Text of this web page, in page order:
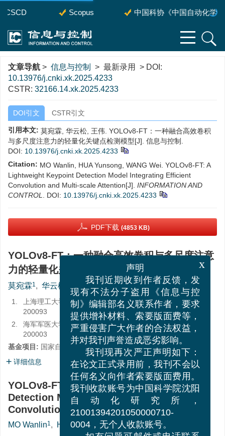
CSCD Scopus 中国科协《中国自动化学会
文章导航 > 信息与控制
> 最新录用 > DOI:
10.13976/j.cnki.xk.2025.4233
CSTR: 32166.14.xk.2025.4233
DOI引文 CSTR引文
引用本文: 莫宛霖, 华云松, 王伟. YOLOv8-FT：一种融合高效卷积
与多尺度注意力的轻量化关键点检测模型[J]. 信息与控制.
DOI: 10.13976/j.cnki.xk.2025.4233
Citation: MO Wanlin, HUA Yunsong, WANG Wei. YOLOv8-FT: A
Lightweight Keypoint Detection Model Integrating Efficient
Convolution and Multi-scale Attention[J]. INFORMATION AND
CONTROL
DOI: 10.13976/j.cnki.xk.2025.4233
PDF下载 (4853 KB)
YOLOv8-FT：一种融合高效卷积与多尺度注意
力的轻量化关键点检测模型
莫宛霖1, 华云松 , 王伟2
1.
上海理工大学光电与计算机工程工程学院，上海
200093
2.
海军军医大学第二附属医院骨科关节病区，上海
200003
基金项目: 国家自然科学基金项目（12574513）
详细信息
YOLOv8-FT: A Lightweight Keypoint
Detection Model Integrating Efficient
Convolution and Multi-scale Attention
MO Wanlin1, HUA Yunsong1, , , WANG Wei
声明
我刊近期收到作者反馈，发
现有不法分子盗用《信息与控
制》编辑部名义联系作者，要求
提供增补材料、索要版面费等，
严重侵害广大作者的合法权益，
并对我刊声誉造成恶劣影响。
我刊现再次严正声明如下：
在论文正式录用前，我刊不会以
任何名义向作者索要版面费用。
我刊收款账号为中国科学院沈阳
自动化研究所，
21001394201050000710-
0004，无个人收款账号。